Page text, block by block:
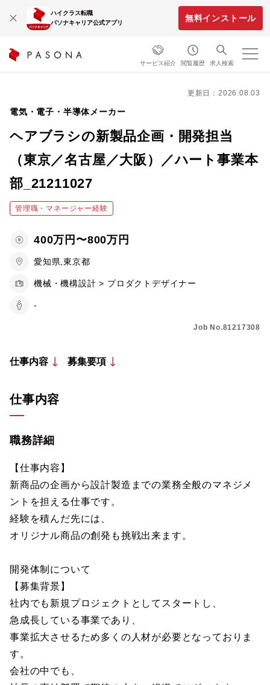
ハイクラス転職
パソナキャリア公式アプリ
無料インストール
サービス紹介 閲覧履歴 求人検索
更新日：2026.08.03
電気・電子・半導体メーカー
ヘアブラシの新製品企画・開発担当
（東京／名古屋／大阪）／ハート事業本
部_21211027
管理職・マネージャー経験
400万円〜800万円
愛知県,東京都
機械・機構設計 > プロダクトデザイナー
-
Job No.81217308
仕事内容 募集要項
仕事内容
職務詳細
【仕事内容】
新商品の企画から設計製造までの業務全般のマネジメ
ントを担える仕事です。
経験を積んだ先には、
オリジナル商品の創発も挑戦出来ます。
開発体制について
【募集背景】
社内でも新規プロジェクトとしてスタートし、
急成長している事業であり、
事業拡大させるため多くの人材が必要となっておりま
す。
会社の中でも、